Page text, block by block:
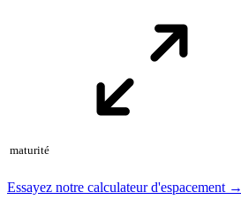
maturité
Essayez notre calculateur d'espacement →